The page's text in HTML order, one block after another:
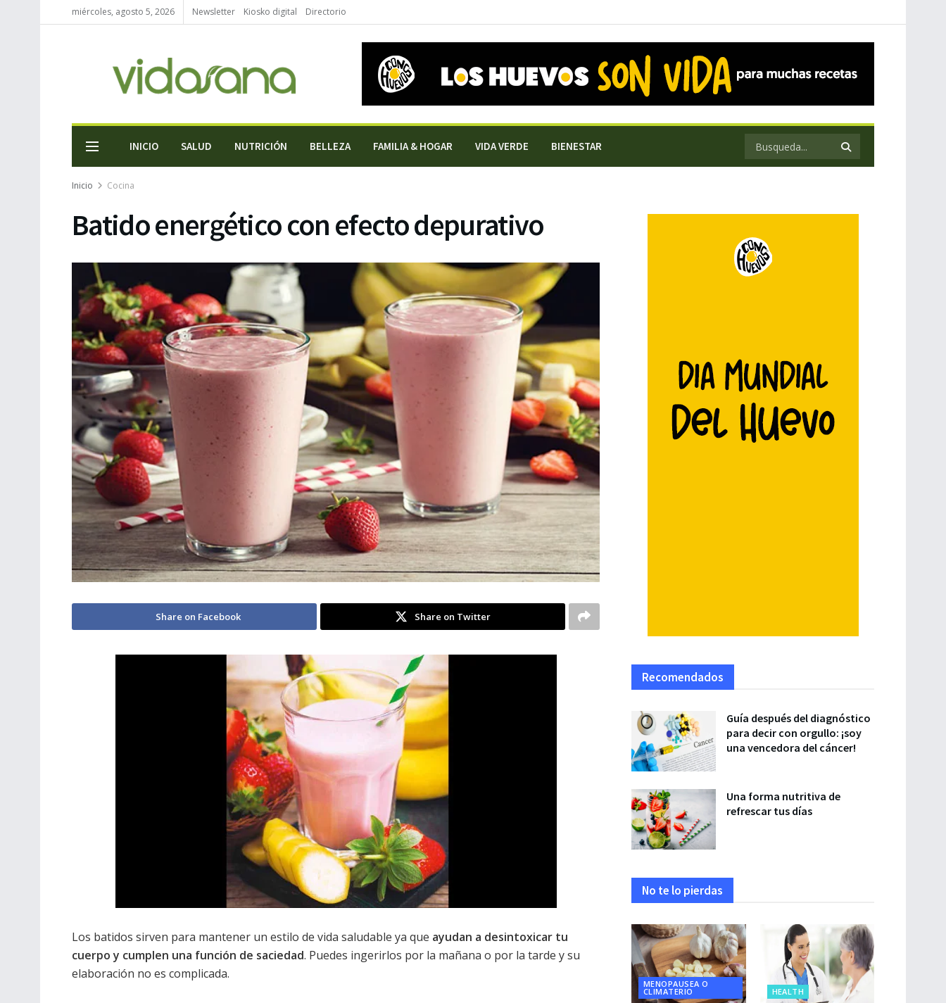
miércoles, agosto 5, 2026 Newsletter Kiosko digital Directorio
INICIO SALUD NUTRICIÓN BELLEZA FAMILIA & HOGAR VIDA VERDE BIENESTAR
Inicio Cocina
Batido energético con efecto depurativo
Share on Facebook Share on Twitter
Los batidos sirven para mantener un estilo de vida saludable ya que ayudan a desintoxicar tu
cuerpo y cumplen una función de saciedad. Puedes ingerirlos por la mañana o por la tarde y su
elaboración no es complicada.
Recomendados
Guía después del diagnóstico
para decir con orgullo: ¡soy
una vencedora del cáncer!
Una forma nutritiva de
refrescar tus días
No te lo pierdas
MENOPAUSEA O
CLIMATERIO HEALTH